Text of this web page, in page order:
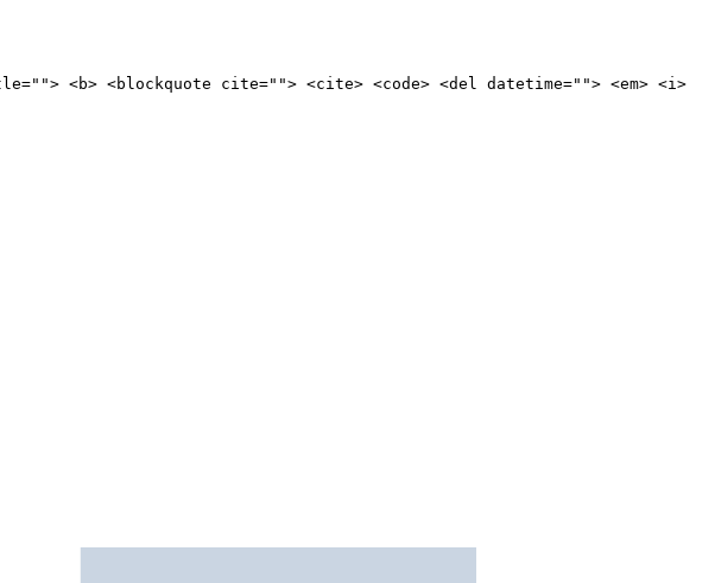
<b> <blockquote cite=""> <cite> <code> <del datetime=""> <em> <i>